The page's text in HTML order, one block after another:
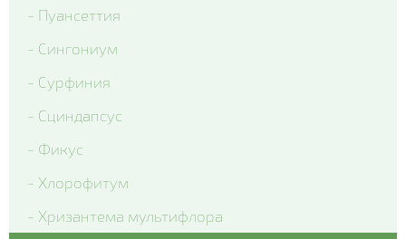
- Delta Pro Violet and White
- Matrix Blue Blotch
- Matrix Citrus Mix
- Matrix Denim
- Matrix Mix Blotch
- Matrix White
- Matrix Yellow Blotch
- Пуансеттия
- Сингониум
- Сурфиния
- Сциндапсус
- Фикус
- Хлорофитум
- Хризантема мультифлора